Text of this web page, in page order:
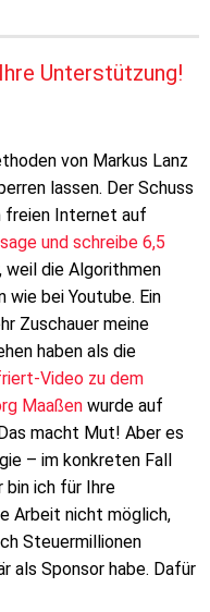
Unterstützung!
von Markus Lanz
lassen. Der Schuss
freien Internet auf
und schreibe 6,5
weil die Algorithmen
wie bei Youtube. Ein
Zuschauer meine
haben als die
Video zu dem
Maaßen wurde auf
macht Mut! Aber es
– im konkreten Fall
bin ich für Ihre
Arbeit nicht möglich,
Steuermillionen
als Sponsor habe. Dafür